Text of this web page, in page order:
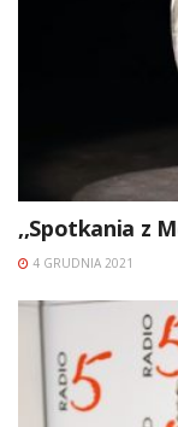
,,Spotkania z
4 GRUDNIA 2021